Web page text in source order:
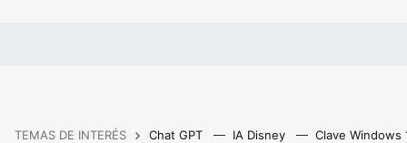
TEMAS DE INTERÉS Chat GPT IA Disney Clave Windows